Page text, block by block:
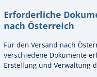
Erforderliche
nach Österreich
Für den Versand nach
verschiedene Dokumente
Erstellung und Verwaltung